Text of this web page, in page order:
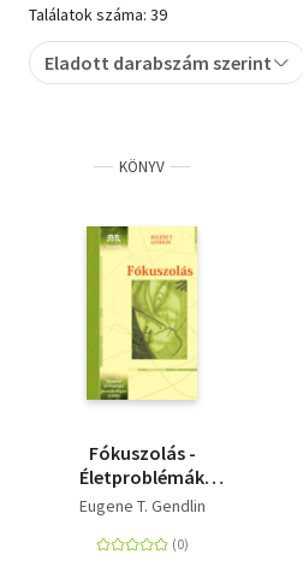
Művészet
Szakkönyv
Tankönyv, segédkönyv
Társadalomtudomány
Természettudomány
Találatok száma: 39
Eladott darabszám szerint
KÖNYV
Fókuszolás -
Életproblémák
megoldása önerőből
Eugene T. Gendlin